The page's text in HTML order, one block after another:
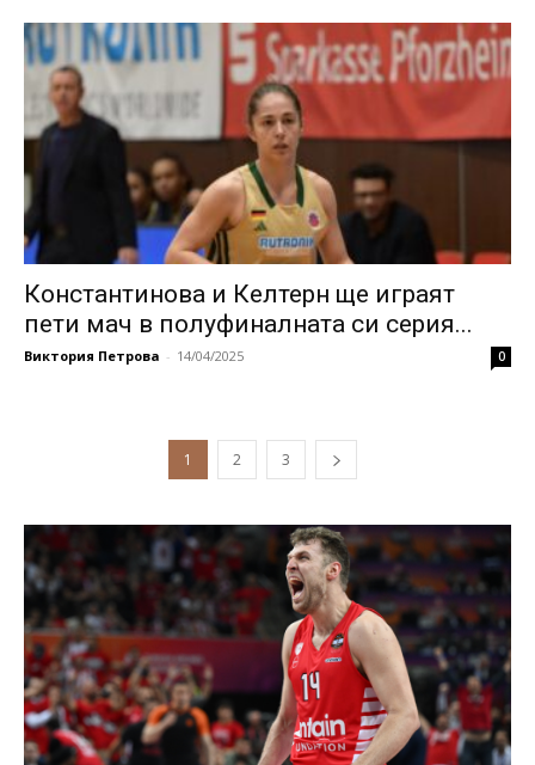
Константинова и Келтерн ще играят
пети мач в полуфиналната си серия...
Виктория Петрова - 14/04/2025 0
1 2 3